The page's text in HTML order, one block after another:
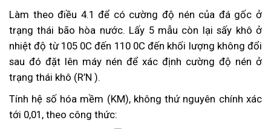
Làm theo điều 4.1 để có cường độ nén của đá gốc ở
trạng thái bão hòa nước. Lấy 5 mẫu còn lại sấy khô ở
nhiệt độ từ 105 0C đến 110 0C đến khối lượng không đổi
sau đó đặt lên máy nén để xác định cường độ nén ở
trạng thái khô (R’N ).
Tính hệ số hóa mềm (KM), không thứ nguyên chính xác
tới 0,01, theo công thức: